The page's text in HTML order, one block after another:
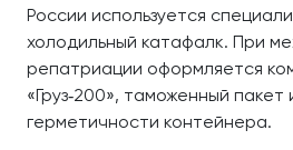
России используется
холодильный катафалк. При
репатриации оформляется
«Груз‑200», таможенный пакет
герметичности контейнера.